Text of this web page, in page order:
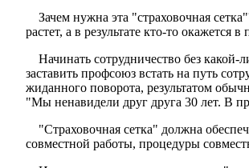
Зачем нужна эта "страховочная
растет, а в результате кто-то окажется
Начинать сотрудничество без
заставить профсоюз встать на путь
жиданного поворота, результатом
"Мы ненавидели друг друга 30 лет. В
"Страховочная сетка" должна
совместной работы, процедуры